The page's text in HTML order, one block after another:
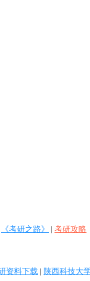
《考研之路》 | 考研攻略
资料下载 | 陕西科技大